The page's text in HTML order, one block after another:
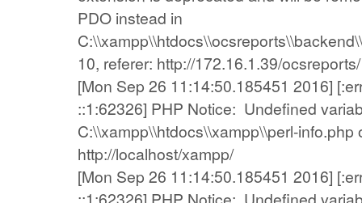
PDO instead in
10, referer: http://172.16.1.39/ocsreports/
[Mon Sep 26 11:14:50.185451 2016]
::1:62326] PHP Notice: Undefined
C:\\xampp\\htdocs\\xampp\\perl-info.php
http://localhost/xampp/
[Mon Sep 26 11:14:50.185451 2016]